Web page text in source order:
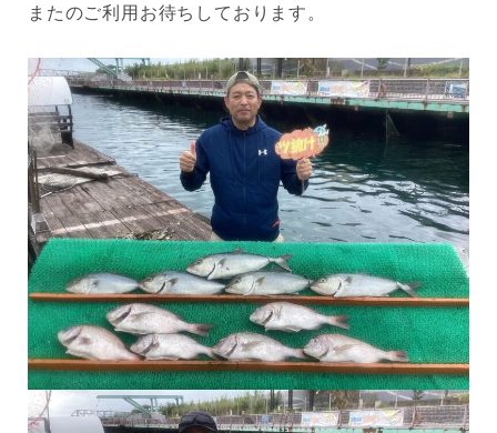
またのご利用お待ちしております。